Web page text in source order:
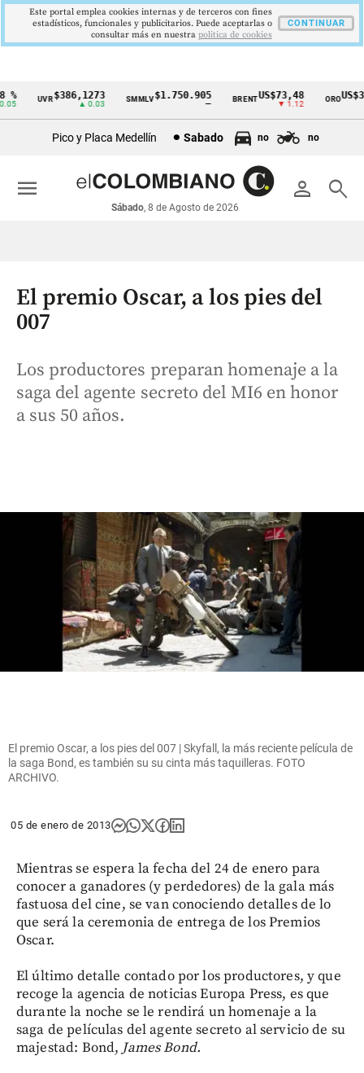
Cintillo
económicos
Colombia
UVR$386,1273
▲ 0.03
SMMLV$1.750.905 BRENTUS$73,48
▼ 1.12
ORO
Pico y Placa Medellín Sabado no no
person search
Sábado, 8 de Agosto de 2026
menu
El premio Oscar, a los pies del
007
Los productores preparan homenaje a la
saga del agente secreto del MI6 en honor
a sus 50 años.
El premio Oscar, a los pies del 007 | Skyfall, la más reciente película de
la saga Bond, es también su su cinta más taquilleras. FOTO
ARCHIVO.
05 de enero de 2013
Mientras se espera la fecha del 24 de enero para
conocer a ganadores (y perdedores) de la gala más
fastuosa del cine, se van conociendo detalles de lo
que será la ceremonia de entrega de los Premios
Oscar.
El último detalle contado por los productores, y que
recoge la agencia de noticias Europa Press, es que
durante la noche se le rendirá un homenaje a la
saga de películas del agente secreto al servicio de su
majestad: Bond, James Bond.
Este portal emplea cookies internas y de terceros con fines
estadísticos, funcionales y publicitarios. Puede aceptarlas o
consultar más en nuestra politica de cookies
CONTINUAR